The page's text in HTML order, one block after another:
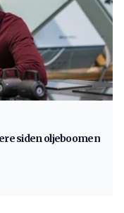
siden oljeboomen